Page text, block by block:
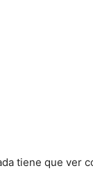
tiene que ver